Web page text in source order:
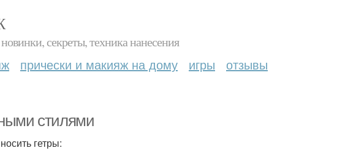
секреты, техника нанесения
прически и макияж на дому игры отзывы
стилями
гетры: